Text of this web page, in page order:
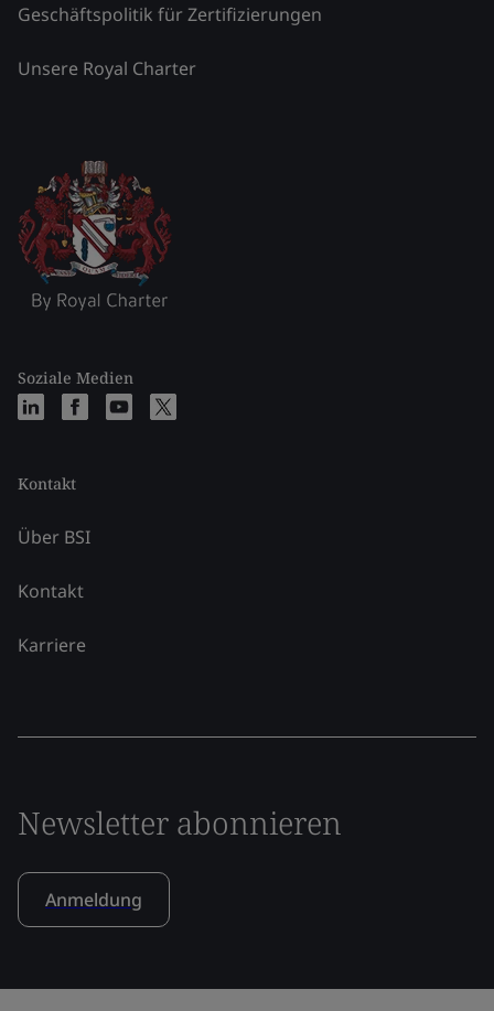
Geschäftspolitik für Zertifizierungen
Unsere Royal Charter
Soziale Medien
Kontakt
Über BSI
Kontakt
Karriere
Newsletter abonnieren
Anmeldung